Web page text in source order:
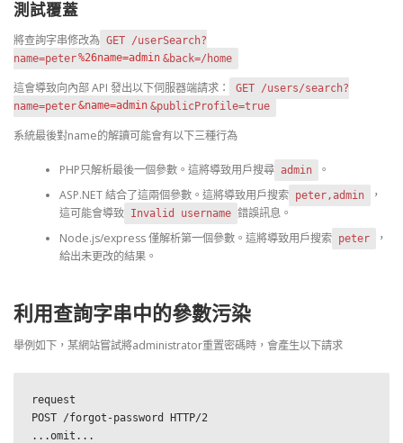
測試覆蓋
將查詢字串修改為 GET /userSearch?
name=peter%26name=admin &back=/home
這會導致向內部 API 發出以下伺服器端請求：
GET /users/search?
name=peter&name=admin &publicProfile=true
系統最後對name的解讀可能會有以下三種行為
PHP只解析最後一個參數。這將導致用戶搜尋 admin
。
ASP.NET 結合了這兩個參數。這將導致用戶搜索 peter,admin
，
這可能會導致 Invalid username 錯誤訊息。
Node.js/express 僅解析第一個參數。這將導致用戶搜索 peter
，
給出未更改的結果。
利用查詢字串中的參數污染
舉例如下，某網站嘗試將administrator重置密碼時，會產生以下請求
request
POST /forgot-password HTTP/2
...omit...